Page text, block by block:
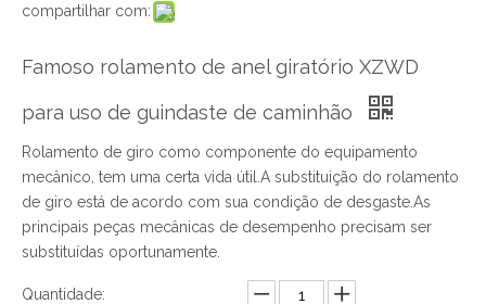
compartilhar com:
Famoso rolamento de anel giratório XZWD
para uso de guindaste de caminhão
Rolamento de giro como componente do equipamento
mecânico, tem uma certa vida útil.A substituição do rolamento
de giro está de acordo com sua condição de desgaste.As
principais peças mecânicas de desempenho precisam ser
substituídas oportunamente.
Quantidade: